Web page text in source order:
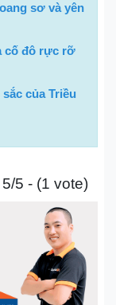
sơ và yên
cố đô rực rỡ
của Triều
5/5 - (1 vote)